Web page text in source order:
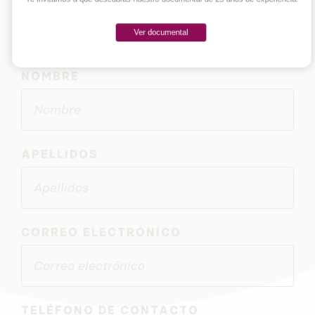
(fines de semana y festivos no incluidos).
NOMBRE
TELÉFONO DE CONTACTO
Ver documental